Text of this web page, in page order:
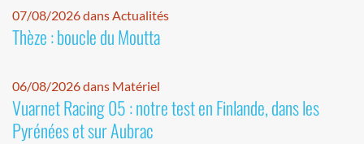
07/08/2026 dans Actualités
Thèze : boucle du Moutta
06/08/2026 dans Matériel
Vuarnet Racing 05 : notre test en Finlande, dans les
Pyrénées et sur Aubrac